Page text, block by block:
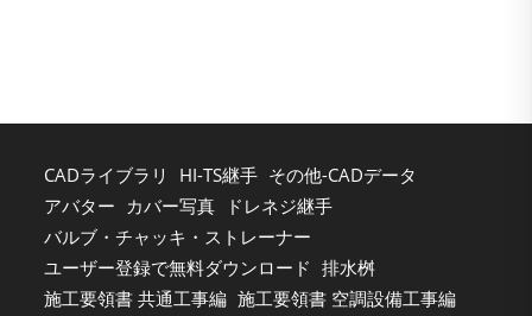
CADライブラリ HI-TS継手 その他-CADデータ
アバター カバー写真
ドレネジ継手
バルブ・チャッキ・ストレーナー
ユーザー登録で無料ダウンロード 排水桝
施工要領書 共通工事編 施工要領書 空調設備工事編